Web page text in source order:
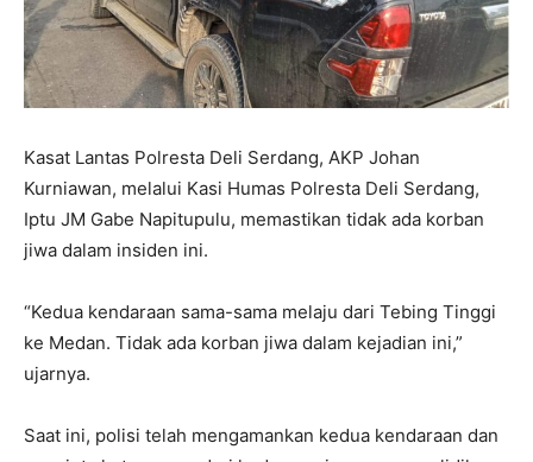
Kasat Lantas Polresta Deli Serdang, AKP Johan
Kurniawan, melalui Kasi Humas Polresta Deli Serdang,
Iptu JM Gabe Napitupulu, memastikan tidak ada korban
jiwa dalam insiden ini.
“Kedua kendaraan sama-sama melaju dari Tebing Tinggi
ke Medan. Tidak ada korban jiwa dalam kejadian ini,”
ujarnya.
Saat ini, polisi telah mengamankan kedua kendaraan dan